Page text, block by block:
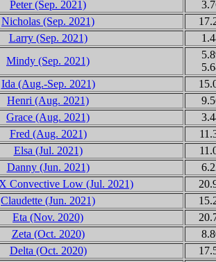
Peter (Sep. 2021)
Nicholas (Sep. 2021)
Larry (Sep. 2021)
Mindy (Sep. 2021)
Ida (Aug.-Sep. 2021)
Henri (Aug. 2021)
Grace (Aug. 2021)
Fred (Aug. 2021)
Elsa (Jul. 2021)
Danny (Jun. 2021)
Convective Low (Jul. 2021)
Claudette (Jun. 2021)
Eta (Nov. 2020)
Zeta (Oct. 2020)
Delta (Oct. 2020)